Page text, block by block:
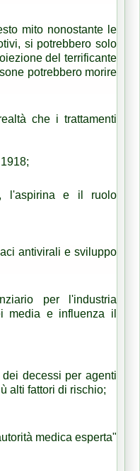
mito nonostante le
si potrebbero solo
del terrificante
potrebbero morire
che i trattamenti
l'aspirina e il ruolo
antivirali e sviluppo
per l'industria
media e influenza il
decessi per agenti
alti fattori di rischio;
medica esperta"